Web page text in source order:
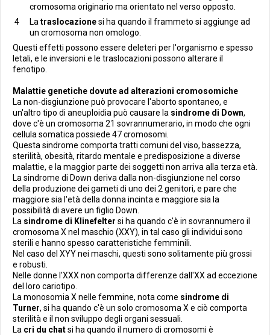
cromosoma originario ma orientato nel verso opposto.
La traslocazionesi ha quando il frammeto si aggiunge ad
un cromosoma non omologo.
Questi effetti possono essere deleteri per l'organismo e spesso
letali, e le inversioni e le traslocazioni possono alterare il
fenotipo.
Malattie genetiche dovute ad alterazioni cromosomiche
La non-disgiunzione può provocare l'aborto spontaneo, e
un'altro tipo di aneuploidia può causare la sindrome di Down,
dove c'è un cromosoma 21 sovrannumerario, in modo che ogni
cellula somatica possiede 47 cromosomi.
Questa sindrome comporta tratti comuni del viso, bassezza,
sterilità, obesità, ritardo mentale e predisposizione a diverse
malattie, e la maggior parte dei soggetti non arriva alla terza età.
La sindrome di Down deriva dalla non-disgiunzione nel corso
della produzione dei gameti di uno dei 2 genitori, e pare che
maggiore sia l'età della donna incinta e maggiore sia la
possibilità di avere un figlio Down.
La sindrome di Klinefelter si ha quando c'è in sovrannumero il
cromosoma X nel maschio (XXY), in tal caso gli individui sono
sterili e hanno spesso caratteristiche femminili.
Nel caso del XYY nei maschi, questi sono solitamente più grossi
e robusti.
Nelle donne l'XXX non comporta differenze dall'XX ad eccezione
del loro cariotipo.
La monosomia X nelle femmine, nota come sindrome di
Turner, si ha quando c'è un solo cromosoma X e ciò comporta
sterilità e il non sviluppo degli organi sessuali.
La cri du chatsi ha quando il numero di cromosomi è